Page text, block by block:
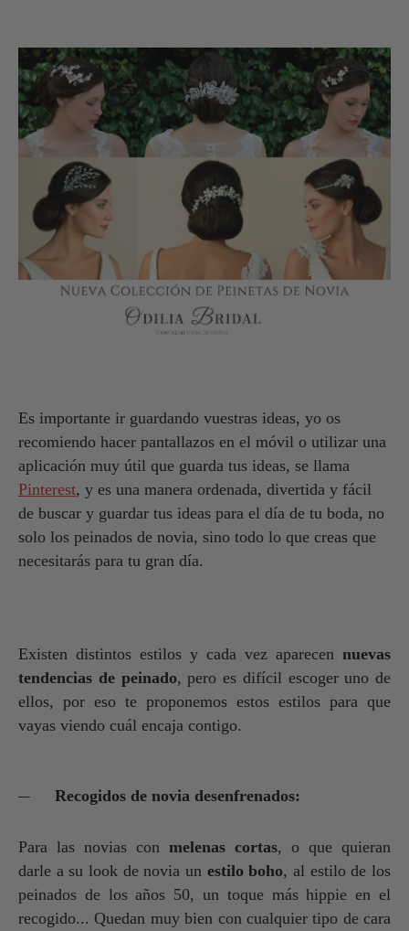
Es importante ir guardando vuestras ideas, yo os
recomiendo hacer pantallazos en el móvil o utilizar una
aplicación muy útil que guarda tus ideas, se llama
Pinterest, y es una manera ordenada, divertida y fácil
de buscar y guardar tus ideas para el día de tu boda, no
solo los peinados de novia, sino todo lo que creas que
necesitarás para tu gran día.
Existen distintos estilos y cada vez aparecen nuevas
tendencias de peinado, pero es difícil escoger uno de
ellos, por eso te proponemos estos estilos para que
vayas viendo cuál encaja contigo.
Recogidos de novia desenfrenados:
Para las novias con melenas cortas, o que quieran
darle a su look de novia un estilo boho, al estilo de los
peinados de los años 50, un toque más hippie en el
recogido... Quedan muy bien con cualquier tipo de cara